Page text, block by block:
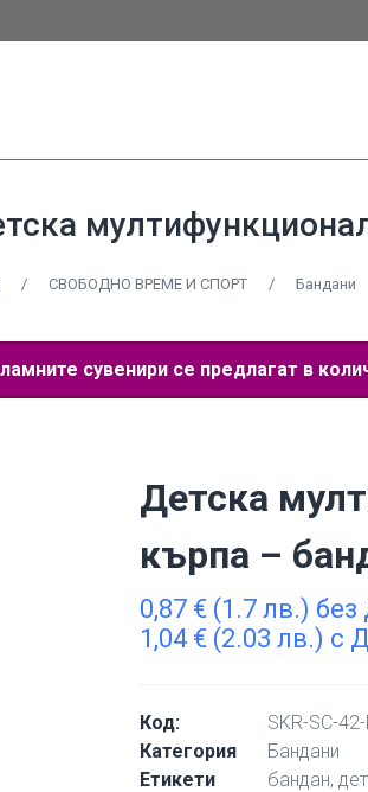
/ СВОБОДНО ВРЕМЕ И СПОРТ / Бандани
сувенири се предлагат в
Детска
кърпа –
0,87 € (1.7 лв.)
1,04 € (2.03 лв.) с
Код:
SKR-SC-
Категория
Бандани
Етикети
бандан,